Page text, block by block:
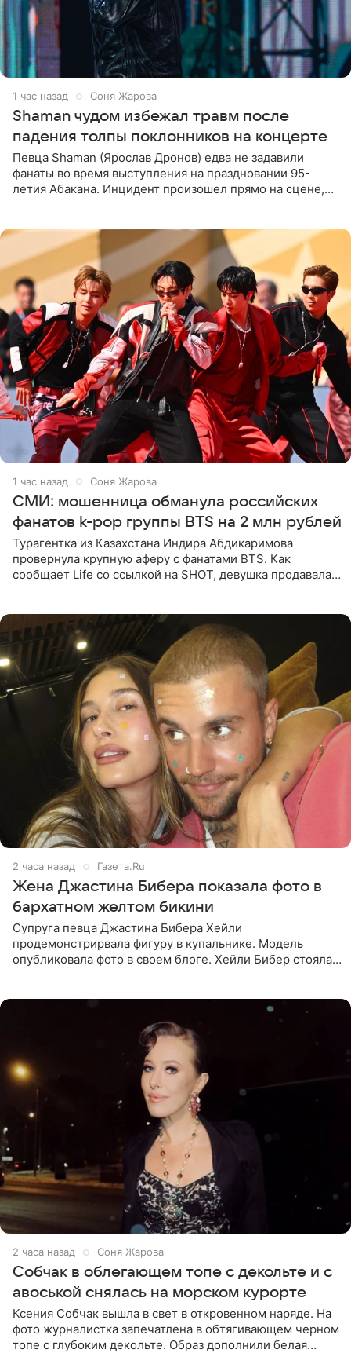
1 час назад Соня Жарова
Shaman чудом избежал травм после
падения толпы поклонников на концерте
Певца Shaman (Ярослав Дронов) едва не задавили
фанаты во время выступления на праздновании 95-
летия Абакана. Инцидент произошел прямо на сцене,
1 час назад Соня Жарова
СМИ: мошенница обманула российских
фанатов k-pop группы BTS на 2 млн рублей
Турагентка из Казахстана Индира Абдикаримова
провернула крупную аферу с фанатами BTS. Как
сообщает Life со ссылкой на SHOT, девушка продавала
2 часа назад Газета.Ru
Жена Джастина Бибера показала фото в
бархатном желтом бикини
Супруга певца Джастина Бибера Хейли
продемонстрирвала фигуру в купальнике. Модель
опубликовала фото в своем блоге. Хейли Бибер стояла
2 часа назад Соня Жарова
Собчак в облегающем топе с декольте и с
авоськой снялась на морском курорте
Ксения Собчак вышла в свет в откровенном наряде. На
фото журналистка запечатлена в обтягивающем черном
топе с глубоким декольте. Образ дополнили белая